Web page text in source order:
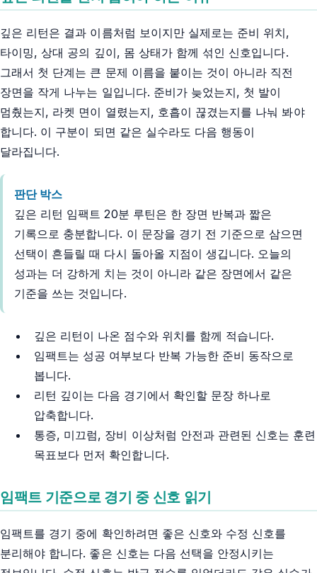
깊은 리턴은 결과 이름처럼 보이지만 실제로는 준비 위치,
타이밍, 상대 공의 깊이, 몸 상태가 함께 섞인 신호입니다.
그래서 첫 단계는 큰 문제 이름을 붙이는 것이 아니라 직전
장면을 작게 나누는 일입니다. 준비가 늦었는지, 첫 발이
멈췄는지, 라켓 면이 열렸는지, 호흡이 끊겼는지를 나눠 봐야
합니다. 이 구분이 되면 같은 실수라도 다음 행동이
달라집니다.
판단 박스
깊은 리턴 임팩트 20분 루틴은 한 장면 반복과 짧은
기록으로 충분합니다. 이 문장을 경기 전 기준으로 삼으면
선택이 흔들릴 때 다시 돌아올 지점이 생깁니다. 오늘의
성과는 더 강하게 치는 것이 아니라 같은 장면에서 같은
기준을 쓰는 것입니다.
깊은 리턴이 나온 점수와 위치를 함께 적습니다.
임팩트는 성공 여부보다 반복 가능한 준비 동작으로
봅니다.
리턴 깊이는 다음 경기에서 확인할 문장 하나로
압축합니다.
통증, 미끄럼, 장비 이상처럼 안전과 관련된 신호는 훈련
목표보다 먼저 확인합니다.
임팩트 기준으로 경기 중 신호 읽기
임팩트를 경기 중에 확인하려면 좋은 신호와 수정 신호를
분리해야 합니다. 좋은 신호는 다음 선택을 안정시키는